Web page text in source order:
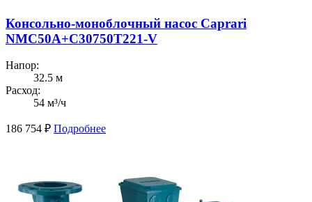
Консольно-моноблочный насос Caprari
NMC50A+C30750T221-V
Напор:
32.5 м
Расход:
54 м³/ч
186 754 ₽ Подробнее